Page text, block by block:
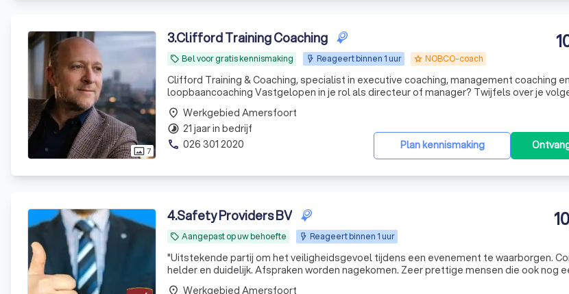
photo_size_select_actual7
3.Clifford Training Coaching
local_offer Bel voor gratis kennismaking Reageert binnen 1 uur grade NOBCO-coach
Clifford Training & Coaching, specialist in executive coaching, management coaching en
loopbaancoaching Vastgelopen in je rol als directeur of manager? Twijfels over je volgende
loopbaanstap? Bij Clifford Training & Coaching werk je met Dave Clifford, executive en
met 22 jaar ervaring
Plan kennismaking
place Werkgebied Amersfoort
timelapse 21 jaar in bedrijf
phone 026 301 2020
4.Safety Providers BV
local_offer Aangepast op uw behoefte Reageert binnen 1 uur
"Uitstekende partij om het veiligheidsgevoel tijdens een evenement te waarborgen.
helder en duidelijk. Afspraken worden nagekomen. Zeer prettige mensen die ook nog
optreden bij een dreigend incident en ervoor zorgen dat er niets gebeurd. Top dus.
place Werkgebied Amersfoort